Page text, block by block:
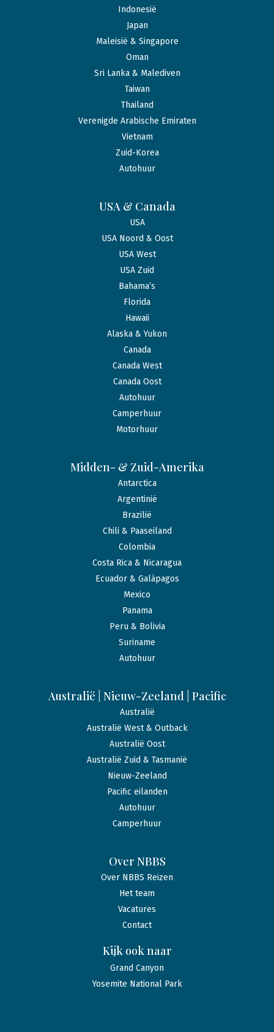
Indonesië
Japan
Maleisië & Singapore
Oman
Sri Lanka & Malediven
Taiwan
Thailand
Verenigde Arabische Emiraten
Vietnam
Zuid-Korea
Autohuur
USA & Canada
USA
USA Noord & Oost
USA West
USA Zuid
Bahama’s
Florida
Hawaii
Alaska & Yukon
Canada
Canada West
Canada Oost
Autohuur
Camperhuur
Motorhuur
Midden- & Zuid-Amerika
Antarctica
Argentinië
Brazilië
Chili & Paaseiland
Colombia
Costa Rica & Nicaragua
Ecuador & Galápagos
Mexico
Panama
Peru & Bolivia
Suriname
Autohuur
Australië | Nieuw-Zeeland | Pacific
Australië
Australië West & Outback
Australië Oost
Australië Zuid & Tasmanië
Nieuw-Zeeland
Pacific eilanden
Autohuur
Camperhuur
Over NBBS
Over NBBS Reizen
Het team
Vacatures
Contact
Kijk ook naar
Grand Canyon
Yosemite National Park